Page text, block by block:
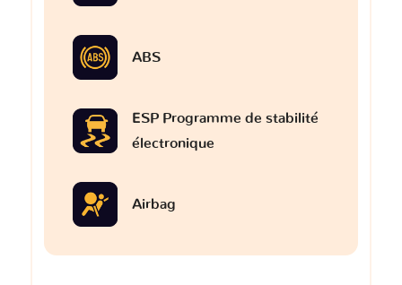
ABS
ESP Programme de stabilité
électronique
Airbag